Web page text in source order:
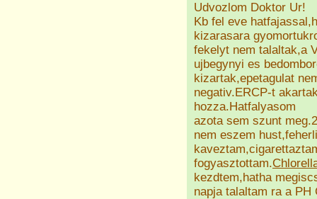
Udvozlom Doktor Ur!
Kb fel eve
kizarasara
fekelyt nem talaltak,a
ujbegynyi es
kizartak,epetagulat
negativ.ERCP-t
hozza.Hatfalyasom
azota sem szunt
nem eszem
fogyasztottam.
kezdtem,hatha
napja talaltam ra a